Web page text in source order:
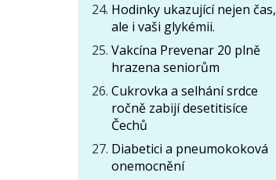
Hodinky ukazující nejen čas,
ale i vaši glykémii.
Vakcína Prevenar 20 plně
hrazena seniorům
Cukrovka a selhání srdce
ročně zabijí desetitisíce
Čechů
Diabetici a pneumokoková
onemocnění